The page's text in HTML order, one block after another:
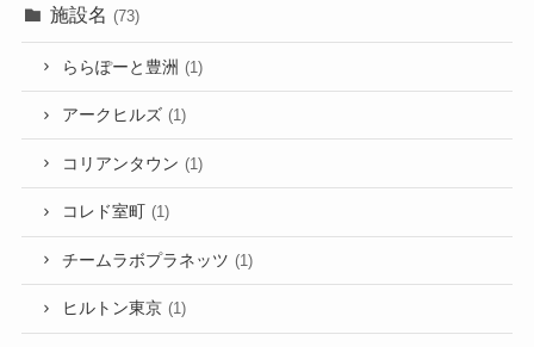
施設名 (73)
ららぽーと豊洲 (1)
アークヒルズ (1)
コリアンタウン (1)
コレド室町 (1)
チームラボプラネッツ (1)
ヒルトン東京 (1)